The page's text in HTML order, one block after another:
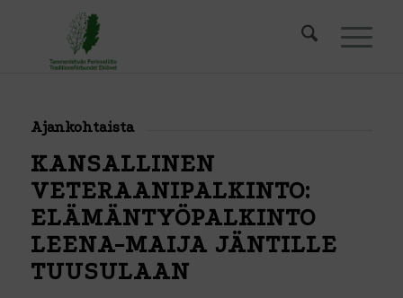
Ajankohtaista
KANSALLINEN
VETERAANIPALKINTO:
ELÄMÄNTYÖPALKINTO
LEENA-MAIJA JÄNTILLE
TUUSULAAN